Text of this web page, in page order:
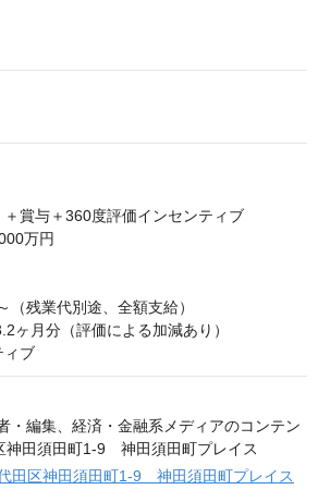
＋賞与＋360度評価インセンティブ
万円
（残業代別途、全額支給）
ヶ月分（評価による加減あり）
ィブ
田区神田須田町1-9 神田須田町プレイス